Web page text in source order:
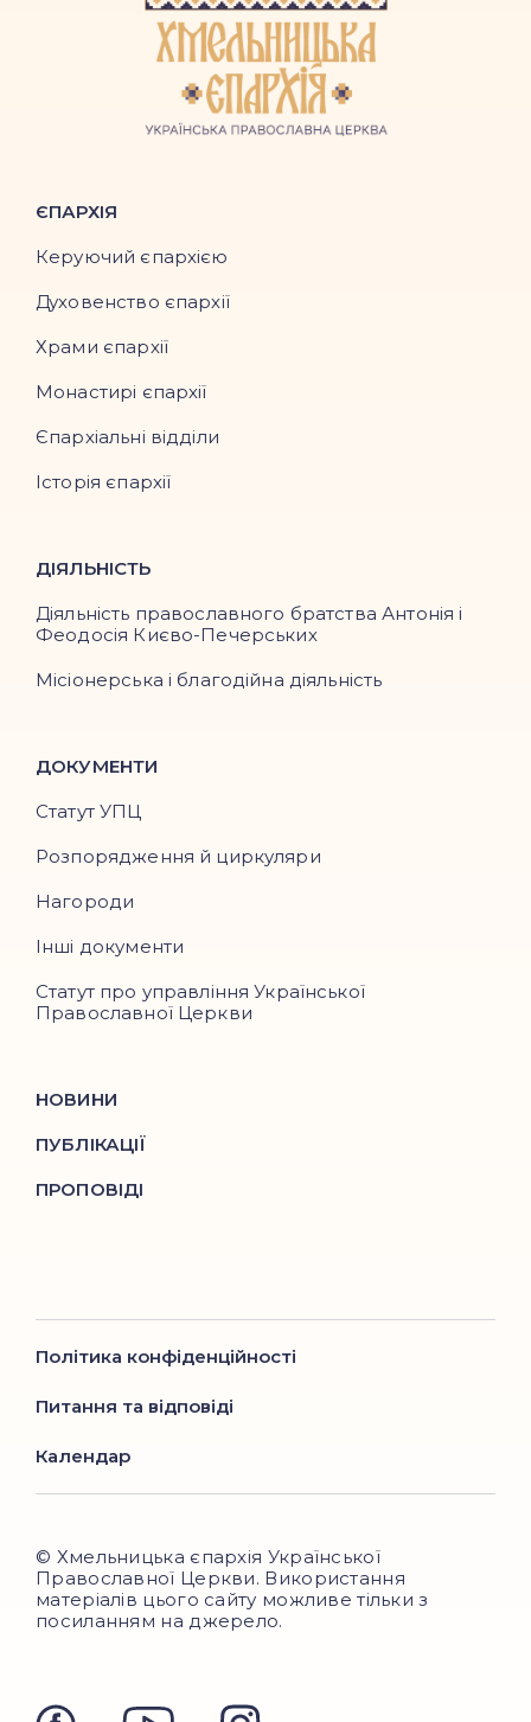
ЄПАРХІЯ
Керуючий єпархією
Духовенство єпархії
Храми єпархії
Монастирі єпархії
Єпархіальні відділи
Історія єпархії
ДІЯЛЬНІСТЬ
Діяльність православного братства Антонія і
Феодосія Києво-Печерських
Місіонерська і благодійна діяльність
ДОКУМЕНТИ
Статут УПЦ
Розпорядження й циркуляри
Нагороди
Інші документи
Статут про управління Української
Православної Церкви
НОВИНИ
ПУБЛІКАЦІЇ
ПРОПОВІДІ
Політика конфіденційності
Питання та відповіді
Календар
© Хмельницька єпархія Української
Православної Церкви. Використання
матеріалів цього сайту можливе тільки з
посиланням на джерело.